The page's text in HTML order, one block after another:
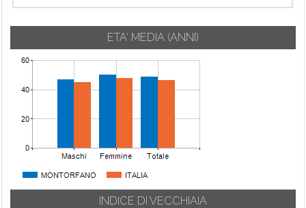
ETA' MEDIA (ANNI)
INDICE DI VECCHIAIA